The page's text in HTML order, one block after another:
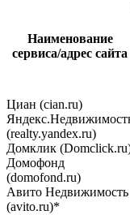
Наименование
сервиса/адрес сайта
Циан (cian.ru)
(realty.yandex.ru)
Домклик
Домофонд
(domofond.ru)
Авито Недвижимость
(avito.ru)*